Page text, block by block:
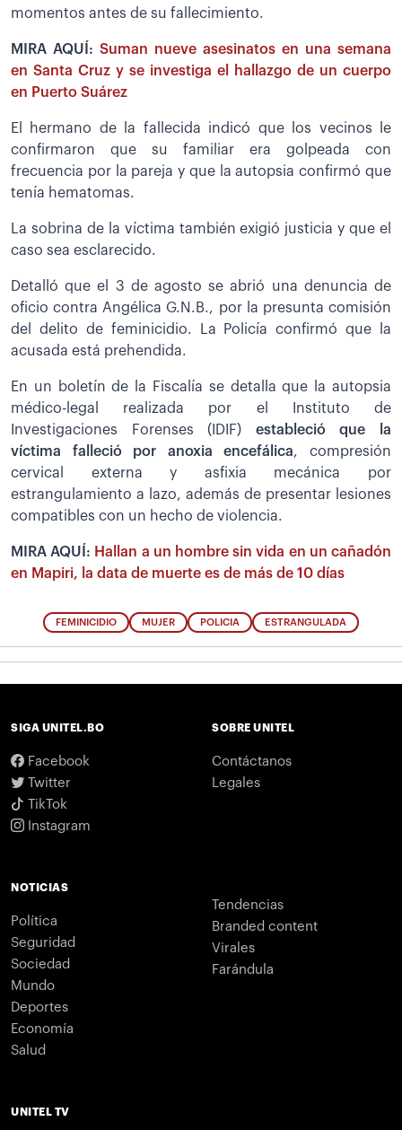
momentos antes de su fallecimiento.
MIRA AQUÍ: Suman nueve asesinatos en una semana
en Santa Cruz y se investiga el hallazgo de un cuerpo
en Puerto Suárez
El hermano de la fallecida indicó que los vecinos le
confirmaron que su familiar era golpeada con
frecuencia por la pareja y que la autopsia confirmó que
tenía hematomas.
La sobrina de la víctima también exigió justicia y que el
caso sea esclarecido.
Detalló que el 3 de agosto se abrió una denuncia de
oficio contra Angélica G.N.B., por la presunta comisión
del delito de feminicidio. La Policía confirmó que la
acusada está prehendida.
En un boletín de la Fiscalía se detalla que la autopsia
médico-legal realizada por el Instituto de
Investigaciones Forenses (IDIF) estableció que la
víctima falleció por anoxia encefálica, compresión
cervical externa y asfixia mecánica por
estrangulamiento a lazo, además de presentar lesiones
compatibles con un hecho de violencia.
MIRA AQUÍ: Hallan a un hombre sin vida en un cañadón
en Mapiri, la data de muerte es de más de 10 días
FEMINICIDIO MUJER POLICIA ESTRANGULADA
SIGA UNITEL.BO
Facebook
Twitter
TikTok
Instagram
SOBRE UNITEL
Contáctanos
Legales
NOTICIAS
Política
Seguridad
Sociedad
Mundo
Deportes
Economía
Salud
Tendencias
Branded content
Virales
Farándula
UNITEL TV